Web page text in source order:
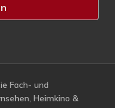
Fach- und
Heimkino &